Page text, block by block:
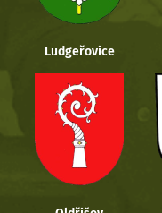
Ludgeřovice